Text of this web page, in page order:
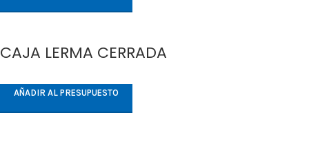
CAJA LERMA CERRADA
AÑADIR AL PRESUPUESTO